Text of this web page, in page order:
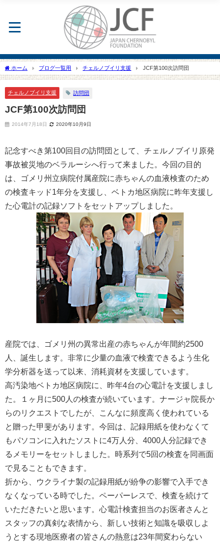
ホーム ブログ一覧用 チェルノブイリ支援 JCF第100次訪問団
チェルノブイリ支援 訪問団
JCF第100次訪問団
2014年7月18日 2020年10月9日
記念すべき第100回目の訪問団として、チェルノブイリ原発
事故被災地のベラルーシへ行って来ました。今回の目的
は、ゴメリ州立病院付属産院に赤ちゃんの血液検査のため
の検査キッド1年分を支援し、ベトカ地区病院に昨年支援し
た心電計の記録ソフトをセットアップしました。
産院では、ゴメリ州の異常出産の赤ちゃんが年間約2500
人、誕生します。非常に少量の血液で検査できるよう生化
学分析器を送って以来、消耗資材を支援しています。
高汚染地ベトカ地区病院に、昨年4台の心電計を支援しまし
た。１ヶ月に500人の検査が続いています。ナージャ院長か
らのリクエストでしたが、こんなに頻度高く使われている
と贈った甲斐があります。今回は、記録用紙を使わなくて
もパソコンに入れたソストに4万人分、4000人分記録でき
るメモリーをセットしました。時系列で5回の検査を同画面
で見ることもできます。
折から、ウクライナ製の記録用紙が紛争の影響で入手でき
なくなっている時でした。ペーパーレスで、検査を続けて
いただきたいと思います。心電計検査担当のお医者さんと
スタッフの真剣な表情から、新しい技術と知識を吸収しよ
うとする現地医療者の皆さんの熱意は23年間変わらない